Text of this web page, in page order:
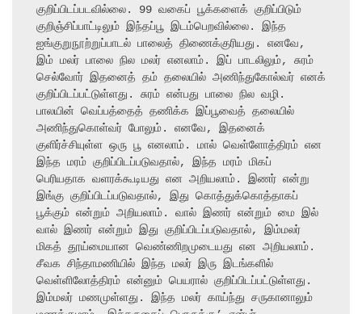
குறிப்பிடப்படவில்லை. 99 வகைப் பூக்களைக் குறிப்பிடும்
குறிஞ்சிப்பாட்டிலும் இந்தப்பூ இடம்பெறவில்லை. இந்த
ஐங்குறுநூற்றுப்பாடல் பாலைத் திணைக்குரியது. எனவே,
இம் மலர் பாலை நில மலர் எனலாம். இப் பாடலிலும், சுரம்
செல்வோர் இதனைத் தம் தலையில் அணிந்துகோல்வர் எனக்
குறிப்பிடப்பட்டுள்ளது. சுரம் என்பது பாலை நில வழி.
பாலயின் வெப்பத்தைத் தணிக்க இப்பூவைத் தலையில்
அணிந்துகொள்வர் போலும். எனவே, இதனைக்
குளிர்ச்சியுள்ள ஒரு பூ எனலாம். மால் வெள்ளோத்திரம் என
இந்த மரம் குறிப்பிடப்படுவதால், இந்த மரம் மிகப்
பெரியதாக வளரக்கூடியது என அறியலாம். இணர் என்று
இங்கு குறிப்பிடப்படுவதால், இது கொத்துக்கொத்தாகப்
பூக்கும் என்றும் அறியலாம். வால் இணர் என்றும் மை இல்
வால் இணர் என்றும் இது குறிப்பிடப்படுவதால், இம்மலர்
மிகத் தூய்மையான வெண்ணிறமுடையது என அறியலாம்.
சீவக சிந்தாமணியில் இந்த மலர் இரு இடங்களில்
வெள்ளிலோத்திரம் என்னும் பெயரால் குறிப்பிடப்பட்டுள்ளது.
இம்மலர் மணமுள்ளது. இந்த மலர் காய்ந்து சருகானாலும்